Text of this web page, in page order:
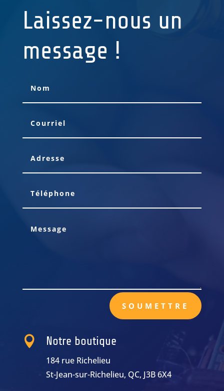
Laissez-nous un
message !
SOUMETTRE
 Notre boutique
184 rue Richelieu
St-Jean-sur-Richelieu, QC, J3B 6X4